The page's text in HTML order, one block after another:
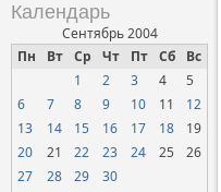
Календарь
Сентябрь 2004
Пн
Вт Ср Чт Пт Сб Вс
1 2 3 4
5
6
7 8 9 10 11
12
13
14 15 16 17 18
19
20
21 22 23 24 25
26
27
28 29 30